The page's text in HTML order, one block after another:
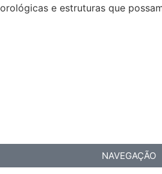
e estruturas que
NAVEGAÇÃO